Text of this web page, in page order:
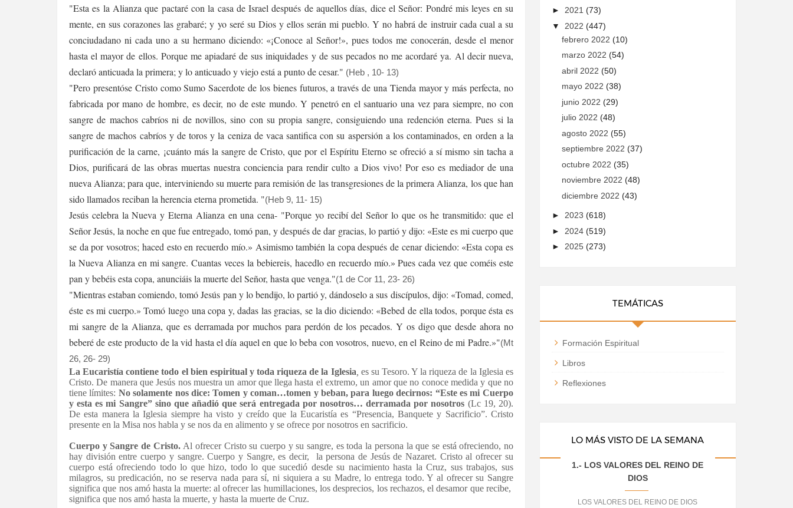
"Esta es la Alianza que pactaré con la casa de Israel después de aquellos días, dice el Señor: Pondré mis leyes en su
mente, en sus corazones las grabaré; y yo seré su Dios y ellos serán mi pueblo. Y no habrá de instruir cada cual a su
conciudadano ni cada uno a su hermano diciendo: «¡Conoce al Señor!», pues todos me conocerán, desde el menor
hasta el mayor de ellos. Porque me apiadaré de sus iniquidades y de sus pecados no me acordaré ya. Al decir nueva,
declaró anticuada la primera; y lo anticuado y viejo está a punto de cesar." (Heb , 10- 13)
"Pero presentóse Cristo como Sumo Sacerdote de los bienes futuros, a través de una Tienda mayor y más perfecta, no
fabricada por mano de hombre, es decir, no de este mundo. Y penetró en el santuario una vez para siempre, no con
sangre de machos cabríos ni de novillos, sino con su propia sangre, consiguiendo una redención eterna. Pues si la
sangre de machos cabríos y de toros y la ceniza de vaca santifica con su aspersión a los contaminados, en orden a la
purificación de la carne, ¡cuánto más la sangre de Cristo, que por el Espíritu Eterno se ofreció a sí mismo sin tacha a
Dios, purificará de las obras muertas nuestra conciencia para rendir culto a Dios vivo! Por eso es mediador de una
nueva Alianza; para que, interviniendo su muerte para remisión de las transgresiones de la primera Alianza, los que han
sido llamados reciban la herencia eterna prometida. "(Heb 9, 11- 15)
Jesús celebra la Nueva y Eterna Alianza en una cena- "Porque yo recibí del Señor lo que os he transmitido: que el
Señor Jesús, la noche en que fue entregado, tomó pan, y después de dar gracias, lo partió y dijo: «Este es mi cuerpo que
se da por vosotros; haced esto en recuerdo mío.» Asimismo también la copa después de cenar diciendo: «Esta copa es
la Nueva Alianza en mi sangre. Cuantas veces la bebiereis, hacedlo en recuerdo mío.» Pues cada vez que coméis este
pan y bebéis esta copa, anunciáis la muerte del Señor, hasta que venga."(1 de Cor 11, 23- 26)
"Mientras estaban comiendo, tomó Jesús pan y lo bendijo, lo partió y, dándoselo a sus discípulos, dijo: «Tomad, comed,
éste es mi cuerpo.» Tomó luego una copa y, dadas las gracias, se la dio diciendo: «Bebed de ella todos, porque ésta es
mi sangre de la Alianza, que es derramada por muchos para perdón de los pecados. Y os digo que desde ahora no
beberé de este producto de la vid hasta el día aquel en que lo beba con vosotros, nuevo, en el Reino de mi Padre.»"(Mt
26, 26- 29)
La Eucaristía contiene todo el bien espiritual y toda riqueza de la Iglesia es su Tesoro. Y la riqueza de la Iglesia es
Cristo. De manera que Jesús nos muestra un amor que llega hasta el extremo, un amor que no conoce medida y que no
tiene límites: No solamente nos dice: Tomen y coman…tomen y beban, para luego decirnos: “Este es mi Cuerpo
y esta es mi Sangre” sino que añadió que será entregada por nosotros… derramada por nosotros (Lc 19, 20).
De esta manera la Iglesia siempre ha visto y creído que la Eucaristía es “Presencia, Banquete y Sacrificio”. Cristo
presente en la Misa nos habla y se nos da en alimento y se ofrece por nosotros en sacrificio.
Cuerpo y Sangre de Cristo. Al ofrecer Cristo su cuerpo y su sangre, es toda la persona la que se está ofreciendo, no
hay división entre cuerpo y sangre. Cuerpo y Sangre, es decir,
la persona de Jesús de Nazaret. Cristo al ofrecer su
cuerpo está ofreciendo todo lo que hizo, todo lo que sucedió desde su nacimiento hasta la Cruz, sus trabajos, sus
milagros, su predicación, no se reserva nada para sí, ni siquiera a su Madre, lo entrega todo. Y al ofrecer su Sangre
significa que nos amó hasta la muerte: al ofrecer las humillaciones, los desprecios, los rechazos, el desamor que recibe,
significa que nos amó hasta la muerte, y hasta la muerte de Cruz.
► 2021 (73)
▼ 2022 (447)
febrero 2022 (10)
marzo 2022 (54)
abril 2022 (50)
mayo 2022 (38)
junio 2022 (29)
julio 2022 (48)
agosto 2022 (55)
septiembre 2022 (37)
octubre 2022 (35)
noviembre 2022 (48)
diciembre 2022 (43)
► 2023 (618)
► 2024 (519)
► 2025 (273)
TEMÁTICAS
Formación Espiritual
Libros
Reflexiones
LO MÁS VISTO DE LA SEMANA
1.- LOS VALORES DEL REINO DE
DIOS
LOS VALORES DEL REINO DE DIOS